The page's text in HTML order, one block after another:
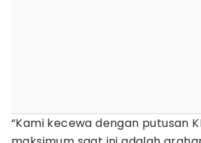
“Kami kecewa dengan putusan